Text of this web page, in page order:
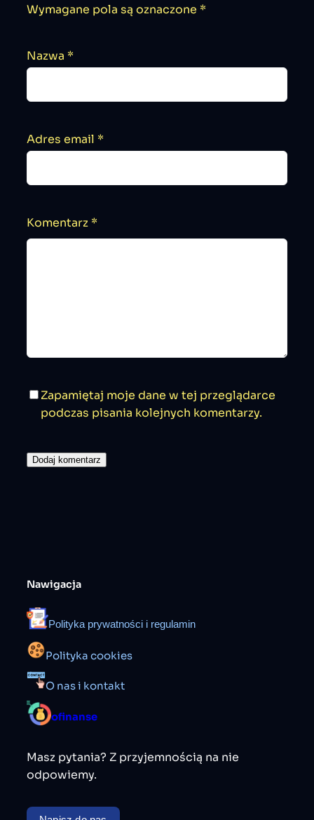
Wymagane pola są oznaczone *
Nazwa *
Adres email *
Komentarz *
Zapamiętaj moje dane w tej przeglądarce
podczas pisania kolejnych komentarzy.
Nawigacja
Polityka prywatności i regulamin
Polityka cookies
O nas i kontakt
ofinanse
Masz pytania? Z przyjemnością na nie
odpowiemy.